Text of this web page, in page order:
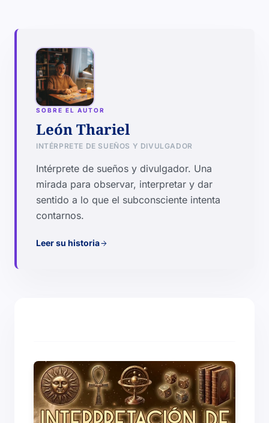
SOBRE EL AUTOR
León Thariel
INTÉRPRETE DE SUEÑOS Y DIVULGADOR
Intérprete de sueños y divulgador. Una
mirada para observar, interpretar y dar
sentido a lo que el subconsciente intenta
contarnos.
Leer su historiaarrow_forward